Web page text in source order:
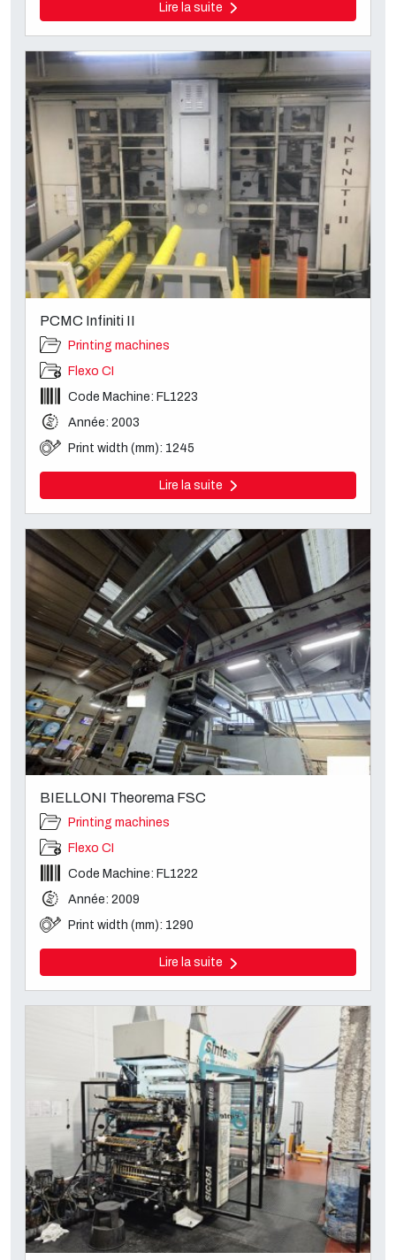
Lire la suite
PCMC Infiniti II
Printing machines
Flexo CI
Code Machine: FL1223
Année: 2003
Print width (mm): 1245
Lire la suite
BIELLONI Theorema FSC
Printing machines
Flexo CI
Code Machine: FL1222
Année: 2009
Print width (mm): 1290
Lire la suite